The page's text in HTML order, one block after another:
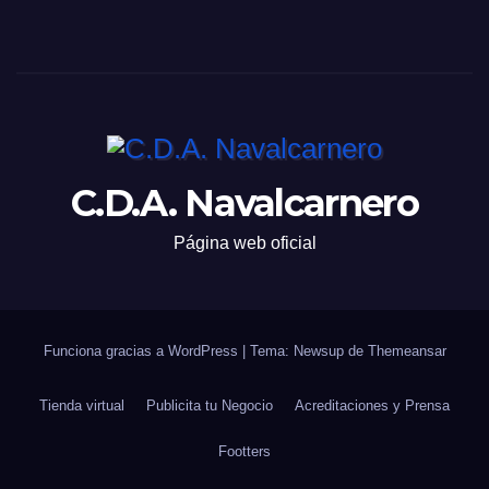
C.D.A. Navalcarnero
Página web oficial
Funciona gracias a WordPress Tema: Newsup de Themeansar
Tienda virtual Publicita tu Negocio Acreditaciones y Prensa
Footters